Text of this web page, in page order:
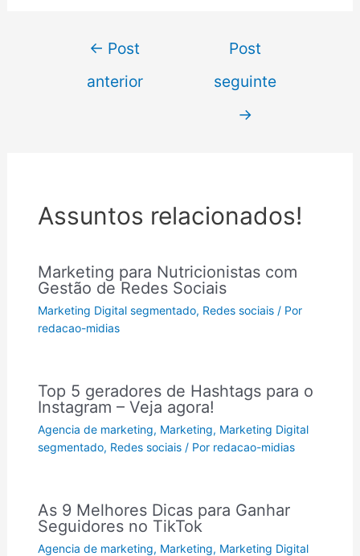
← Post
anterior
Post
seguinte
→
Assuntos relacionados!
Marketing para Nutricionistas com
Gestão de Redes Sociais
Marketing Digital segmentado, Redes sociais / Por
redacao-midias
Top 5 geradores de Hashtags para o
Instagram – Veja agora!
Agencia de marketing, Marketing, Marketing Digital
segmentado, Redes sociais / Por redacao-midias
As 9 Melhores Dicas para Ganhar
Seguidores no TikTok
Agencia de marketing, Marketing, Marketing Digital